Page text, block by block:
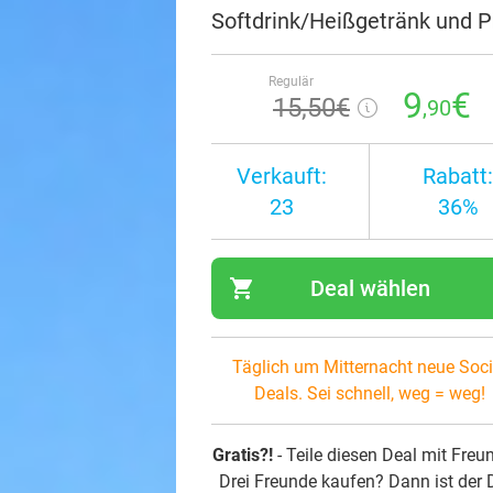
Softdrink/Heißgetränk und
Regulär
15,50€ 9,90€
Verkauft:
23
Rabatt:
36%
shopping_cart Deal wählen
Täglich um Mitternacht neue
Deals. Sei schnell, weg = weg!
Gratis?!- Teile diesen Deal mit
Drei Freunde kaufen? Dann ist der